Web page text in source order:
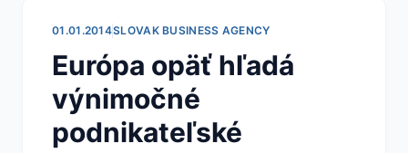
01.01.2014SLOVAK BUSINESS AGENCY
Európa opäť hľadá
výnimočné
podnikateľské